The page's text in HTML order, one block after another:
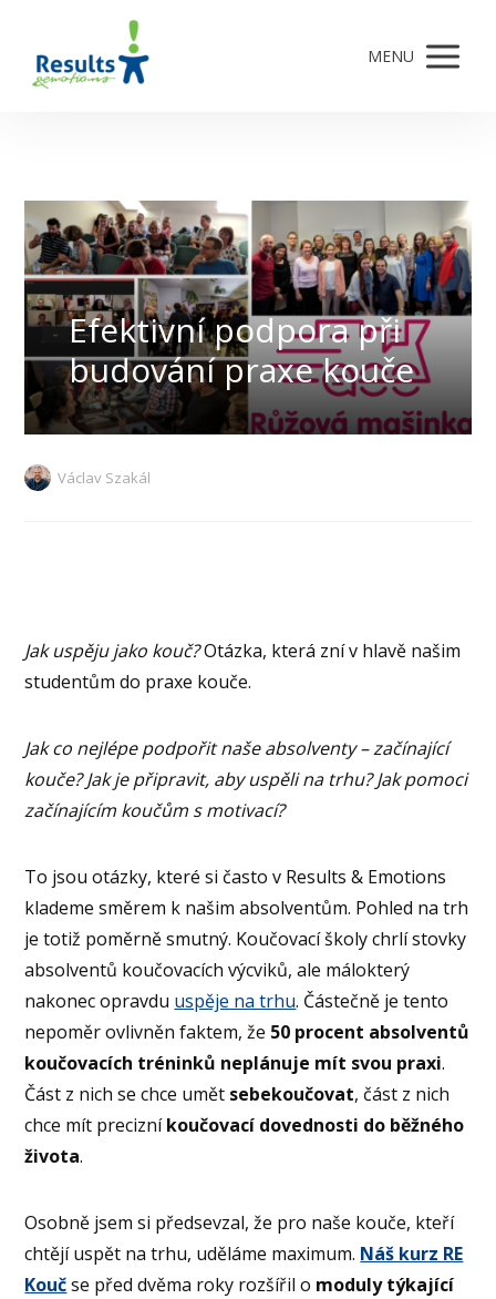
MENU
Efektivní podpora při
budování praxe kouče
Václav Szakál
Jak uspěju jako kouč?Otázka, která zní v hlavě našim
studentům do praxe kouče.
Jak co nejlépe podpořit naše absolventy – začínající
kouče? Jak je připravit, aby uspěli na trhu? Jak pomoci
začínajícím koučům s motivací?
To jsou otázky, které si často v Results & Emotions
klademe směrem k našim absolventům. Pohled na trh
je totiž poměrně smutný. Koučovací školy chrlí stovky
absolventů koučovacích výcviků, ale málokterý
nakonec opravdu uspěje na trhu. Částečně je tento
nepoměr ovlivněn faktem, že 50 procent absolventů
koučovacích tréninků neplánuje mít svou praxi.
Část z nich se chce umět sebekoučovat, část z nich
chce mít precizníkoučovací dovednosti do běžného
života.
Osobně jsem si předsevzal, že pro naše kouče, kteří
chtějí uspět na trhu, uděláme maximum. Náš kurz RE
Koučse před dvěma roky rozšířil o moduly týkající